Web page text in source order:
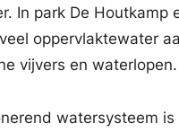
In park De Houtkamp
oppervlaktewater
vijvers en waterlopen.
watersysteem is